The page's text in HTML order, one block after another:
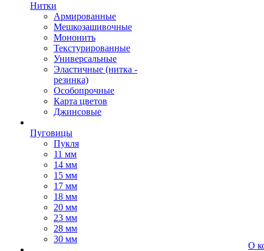
Нитки
Армированные
Мешкозашивочные
Мононить
Текстурированные
Универсальные
Эластичные (нитка -
резинка)
Особопрочные
Карта цветов
Джинсовые
Пуговицы
Пукля
11 мм
14 мм
15 мм
17 мм
18 мм
20 мм
23 мм
28 мм
30 мм
О